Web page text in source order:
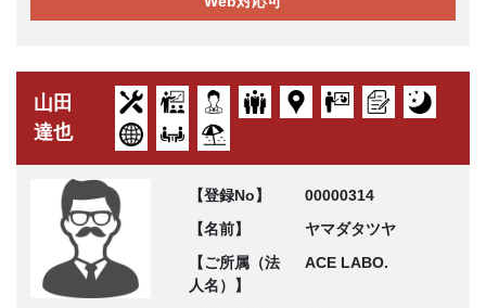
山田
達也
【登録No】
00000314
【名前】
ヤマダタツヤ
【ご所属（法
人名）】
ACE LABO.